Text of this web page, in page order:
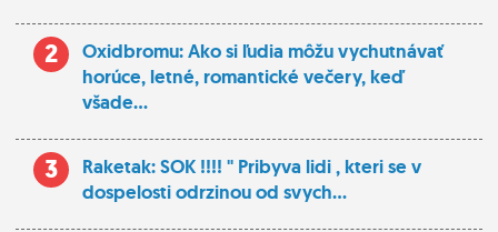
2
Oxidbromu: Ako si ľudia môžu vychutnávať
horúce, letné, romantické večery, keď
všade...
3
Raketak: SOK !!!! " Pribyva lidi , kteri se v
dospelosti odrzinou od svych...